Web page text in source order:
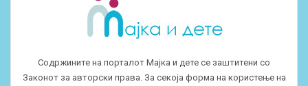
Содржините на порталот Мајка и дете се заштитени со
Законот за авторски права. За секоја форма на користење на